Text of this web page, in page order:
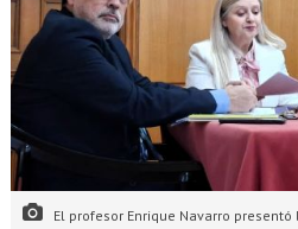
El profesor Enrique Navarro